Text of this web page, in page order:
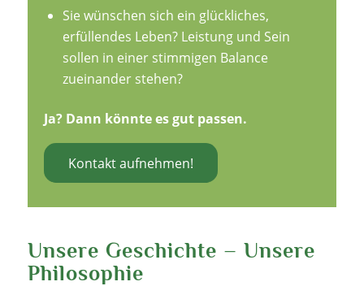
Sie wünschen sich ein glückliches,
erfüllendes Leben? Leistung und Sein
sollen in einer stimmigen Balance
zueinander stehen?
Ja? Dann könnte es gut passen.
Kontakt aufnehmen!
Unsere Geschichte – Unsere
Philosophie